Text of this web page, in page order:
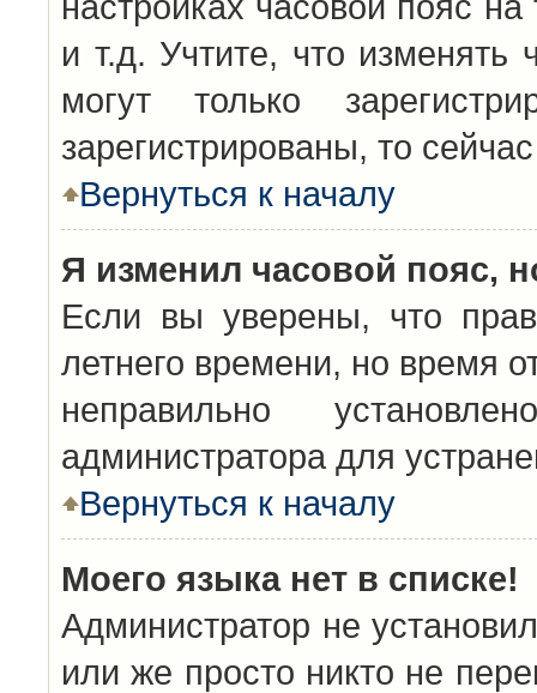
и т.д. Учтите, что изменять
могут только
зарегистрированы, то
Вернуться к началу
Я изменил часовой пояс,
Если вы уверены, что
летнего времени, но время
неправильно
администратора для
Вернуться к началу
Моего языка нет в списке!
Администратор не
или же просто никто не